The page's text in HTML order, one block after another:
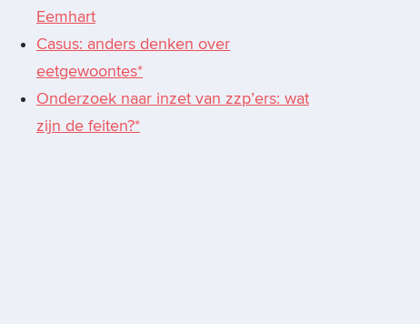
Eemhart
Casus: anders denken over
eetgewoontes*
Onderzoek naar inzet van zzp’ers: wat
zijn de feiten?*